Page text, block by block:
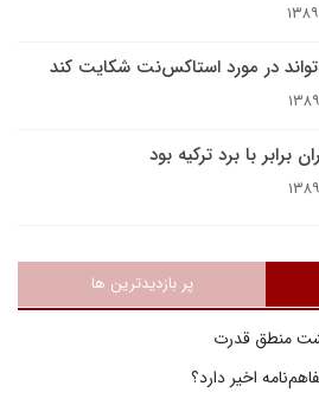
در مورد استاکس‌نت شکایت کند
برابر با برد ترکیه بود
پر بازدیدترین ها
منطق قدرت
اخیر دارد؟